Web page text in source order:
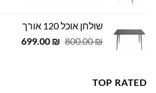
500.00 ₪.שולחן אוכל 120 אורך
800.00₪
המחיר
699.00 ₪
המחיר
TOP RATED